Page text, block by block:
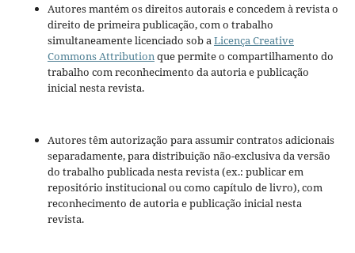
Autores mantém os direitos autorais e concedem à revista o
direito de primeira publicação, com o trabalho
simultaneamente licenciado sob aLicença Creative
Commons Attributionque permite o compartilhamento do
trabalho com reconhecimento da autoria e publicação
inicial nesta revista.
Autores têm autorização para assumir contratos adicionais
separadamente, para distribuição não-exclusiva da versão
do trabalho publicada nesta revista (ex.: publicar em
repositório institucional ou como capítulo de livro), com
reconhecimento de autoria e publicação inicial nesta
revista.